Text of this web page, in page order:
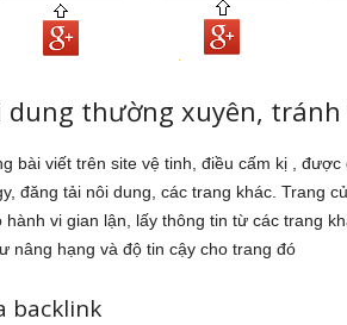
dung thường xuyên,
bài viết trên site vệ tinh, điều cấm kị ,
đăng tải nôi dung, các trang khác. Trang
hành vi gian lận, lấy thông tin từ các trang
nâng hạng và độ tin cậy cho trang đó
backlink